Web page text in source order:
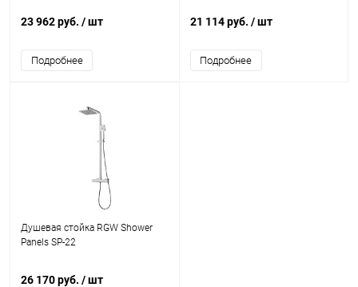
23 962 руб. / шт
Подробнее
21 114 руб. / шт
Подробнее
Душевая стойка RGW Shower
Panels SP-22
26 170 руб. / шт